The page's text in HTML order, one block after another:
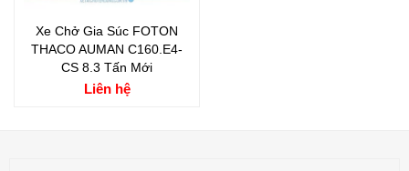
Xe Chở Gia Súc FOTON
THACO AUMAN C160.E4-
CS 8.3 Tấn Mới
Liên hệ